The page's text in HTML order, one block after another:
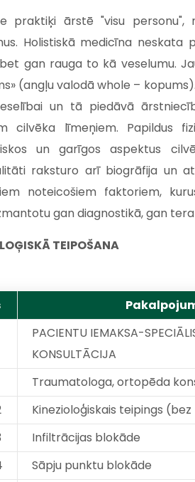
praktiķi ārstē "visu
Holistiskā medicīna neskata
gan rauga to kā veselumu.
(angļu valodā whole –
un tā piedāvā
cilvēka līmeņiem. Papildus
un garīgos aspektus
raksturo arī biogrāfija un
noteicošiem faktoriem,
gan diagnostikā, gan
TEIPOŠANA
PACIENTU IEMAKSA-
KONSULTĀCIJA
Traumatologa, ortopēda
Kinezioloģiskais teipings
Infiltrācijas blokāde
Sāpju punktu blokāde